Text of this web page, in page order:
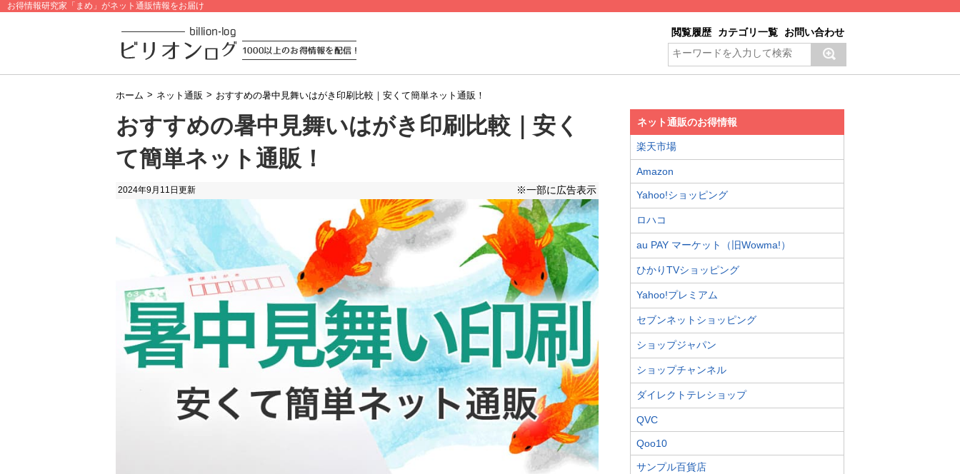
お得情報研究家「まめ」がネット通販情報をお届け
閲覧履歴 カテゴリ一覧 お問い合わせ
ホーム > ネット通販 > おすすめの暑中見舞いはがき印刷比較｜安くて簡単ネット通販！
おすすめの暑中見舞いはがき印刷比較｜安く
て簡単ネット通販！
2024年9月11日 更新 ※一部に広告表示
ネット通販のお得情報
楽天市場
Amazon
Yahoo!ショッピング
ロハコ
au PAY マーケット（旧Wowma!）
ひかりTVショッピング
Yahoo!プレミアム
セブンネットショッピング
ショップジャパン
ショップチャンネル
ダイレクトテレショップ
QVC
Qoo10
サンプル百貨店